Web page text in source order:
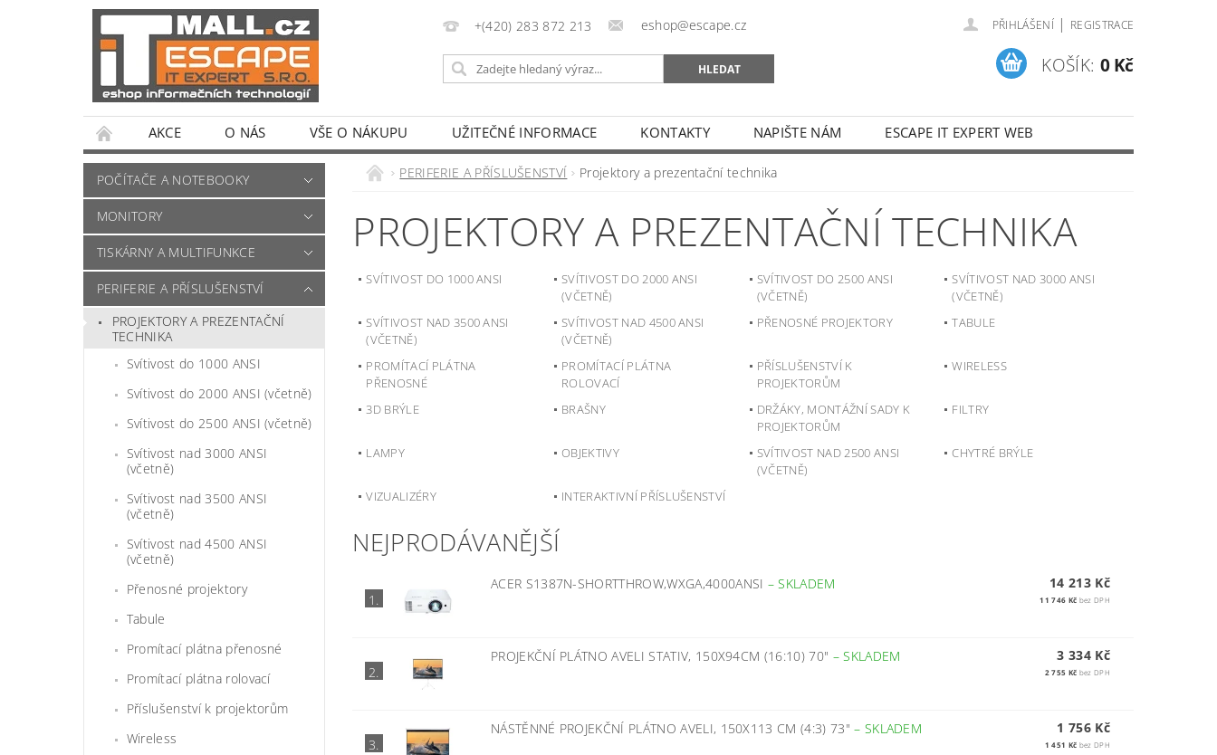
+(420) 283 872 213 eshop@escape.cz PŘIHLÁŠENÍ | REGISTRACE
KOŠÍK: 0 Kč
AKCE O NÁS VŠE O NÁKUPU UŽITEČNÉ INFORMACE KONTAKTY NAPIŠTE NÁM ESCAPE IT EXPERT WEB
POČÍTAČE A NOTEBOOKY
MONITORY
TISKÁRNY A MULTIFUNKCE
PERIFERIE A PŘÍSLUŠENSTVÍ
PROJEKTORY A PREZENTAČNÍ
TECHNIKA
Svítivost do 1000 ANSI
Svítivost do 2000 ANSI (včetně)
Svítivost do 2500 ANSI (včetně)
Svítivost nad 3000 ANSI
(včetně)
Svítivost nad 3500 ANSI
(včetně)
Svítivost nad 4500 ANSI
(včetně)
Přenosné projektory
Tabule
Promítací plátna přenosné
Promítací plátna rolovací
Příslušenství k projektorům
Wireless
PERIFERIE A PŘÍSLUŠENSTVÍ Projektory a prezentační technika
PROJEKTORY A PREZENTAČNÍ TECHNIKA
SVÍTIVOST DO 1000 ANSI
SVÍTIVOST DO 2000 ANSI
(VČETNĚ)
SVÍTIVOST DO 2500 ANSI
(VČETNĚ)
SVÍTIVOST NAD 3000 ANSI
(VČETNĚ)
SVÍTIVOST NAD 3500 ANSI
(VČETNĚ)
SVÍTIVOST NAD 4500 ANSI
(VČETNĚ)
PŘENOSNÉ PROJEKTORY TABULE
PROMÍTACÍ PLÁTNA
PŘENOSNÉ
PROMÍTACÍ PLÁTNA
ROLOVACÍ
PŘÍSLUŠENSTVÍ K
PROJEKTORŮM
WIRELESS
3D BRÝLE BRAŠNY
DRŽÁKY, MONTÁŽNÍ SADY K
PROJEKTORŮM
FILTRY
LAMPY OBJEKTIVY
SVÍTIVOST NAD 2500 ANSI
(VČETNĚ)
CHYTRÉ BRÝLE
VIZUALIZÉRY INTERAKTIVNÍ PŘÍSLUŠENSTVÍ
NEJPRODÁVANĚJŠÍ
1.
ACER S1387N-SHORTTHROW,WXGA,4000ANSI –SKLADEM 14 213 Kč
11 746 Kč bez DPH
2.
PROJEKČNÍ PLÁTNO AVELI STATIV, 150X94CM (16:10) 70" –SKLADEM 3 334 Kč
2 755 Kč bez DPH
3.
NÁSTĚNNÉ PROJEKČNÍ PLÁTNO AVELI, 150X113 CM (4:3) 73"– SKLADEM 1 756 Kč
1 451 Kč bez DPH